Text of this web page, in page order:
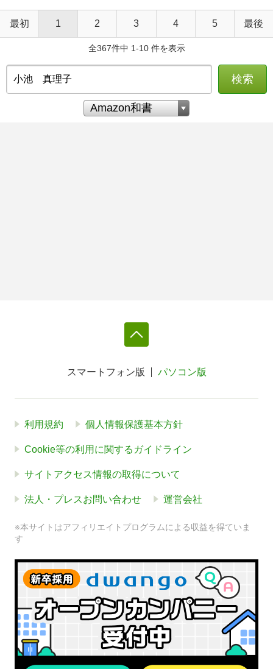
最初 1 2 3 4 5 最後
全367件中 1-10 件を表示
検索
スマートフォン版 パソコン版
利用規約 個人情報保護基本方針
Cookie等の利用に関するガイドライン
サイトアクセス情報の取得について
法人・プレスお問い合わせ 運営会社
※本サイトはアフィリエイトプログラムによる収益を得ていま
す